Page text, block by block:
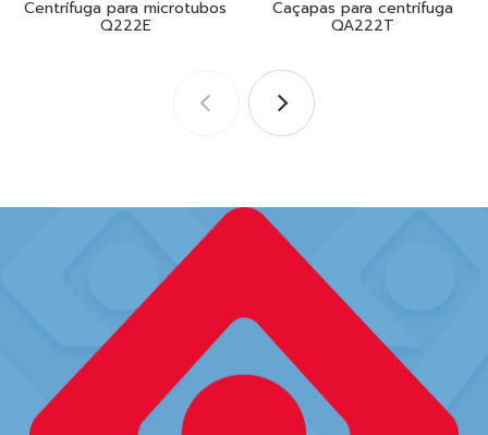
Centrífuga para microtubos
Q222E
Caçapas para centrífuga
QA222T